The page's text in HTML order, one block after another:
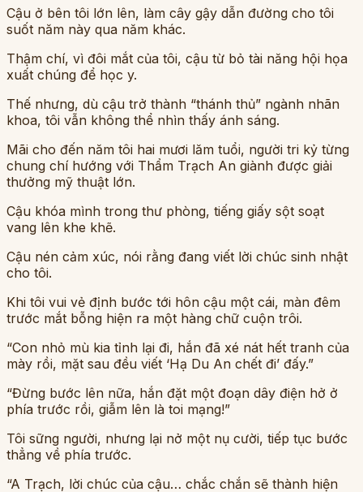
Cậu ở bên tôi lớn lên, làm cây gậy dẫn đường cho tôi
suốt năm này qua năm khác.
Thậm chí, vì đôi mắt của tôi, cậu từ bỏ tài năng hội họa
xuất chúng để học y.
Thế nhưng, dù cậu trở thành “thánh thủ” ngành nhãn
khoa, tôi vẫn không thể nhìn thấy ánh sáng.
Mãi cho đến năm tôi hai mươi lăm tuổi, người tri kỷ từng
chung chí hướng với Thẩm Trạch An giành được giải
thưởng mỹ thuật lớn.
Cậu khóa mình trong thư phòng, tiếng giấy sột soạt
vang lên khe khẽ.
Cậu nén cảm xúc, nói rằng đang viết lời chúc sinh nhật
cho tôi.
Khi tôi vui vẻ định bước tới hôn cậu một cái, màn đêm
trước mắt bỗng hiện ra một hàng chữ cuộn trôi.
“Con nhỏ mù kia tỉnh lại đi, hắn đã xé nát hết tranh của
mày rồi, mặt sau đều viết ‘Hạ Du An chết đi’ đấy.”
“Đừng bước lên nữa, hắn đặt một đoạn dây điện hở ở
phía trước rồi, giẫm lên là toi mạng!”
Tôi sững người, nhưng lại nở một nụ cười, tiếp tục bước
thẳng về phía trước.
“A Trạch, lời chúc của cậu… chắc chắn sẽ thành hiện